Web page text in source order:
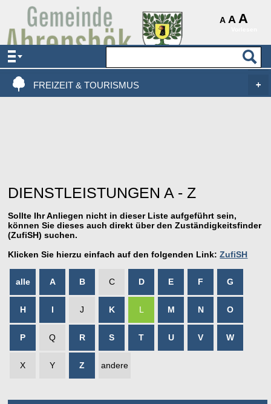
A A A
AKTUELLES & SERVICE
VERWALTUNG & POLITIK
FREIZEIT & TOURISMUS
DIENSTLEISTUNGEN A - Z
Sollte Ihr Anliegen nicht in dieser Liste aufgeführt sein,
können Sie dieses auch direkt über den Zuständigkeitsfinder
(ZufiSH) suchen.
Klicken Sie hierzu einfach auf den folgenden Link:ZufiSH
alle A B C D E F G
H I J K L M N O
P Q R S T U V W
X Y Z andere